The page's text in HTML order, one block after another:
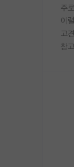
주
이
고
참